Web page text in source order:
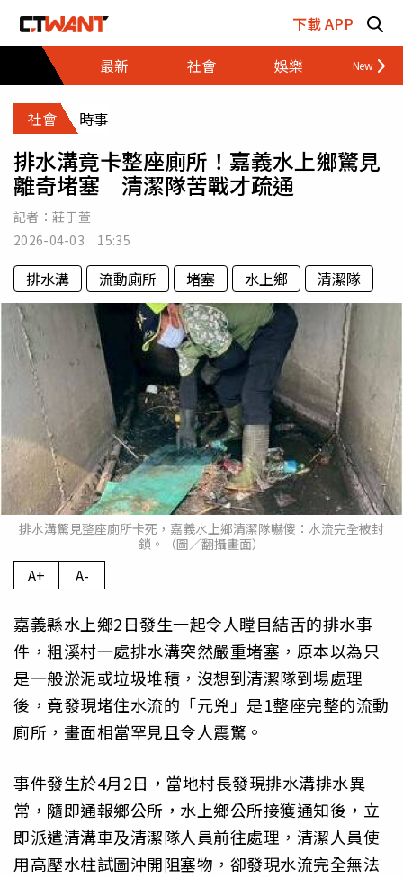
下載 APP
最新
社會 娛樂 財經
社會 時事
排水溝竟卡整座廁所！嘉義水上鄉驚見
離奇堵塞 清潔隊苦戰才疏通
記者： 莊于萱
2026-04-03 15:35
排水溝 流動廁所 堵塞 水上鄉 清潔隊
排水溝驚見整座廁所卡死，嘉義水上鄉清潔隊嚇傻：水流完全被封
鎖。（圖／翻攝畫面）
A+ A-
嘉義縣水上鄉2日發生一起令人瞠目結舌的排水事
件，粗溪村一處排水溝突然嚴重堵塞，原本以為只
是一般淤泥或垃圾堆積，沒想到清潔隊到場處理
後，竟發現堵住水流的「元兇」是1整座完整的流動
廁所，畫面相當罕見且令人震驚。
事件發生於4月2日，當地村長發現排水溝排水異
常，隨即通報鄉公所，水上鄉公所接獲通知後，立
即派遣清溝車及清潔隊人員前往處理，清潔人員使
用高壓水柱試圖沖開阻塞物，卻發現水流完全無法